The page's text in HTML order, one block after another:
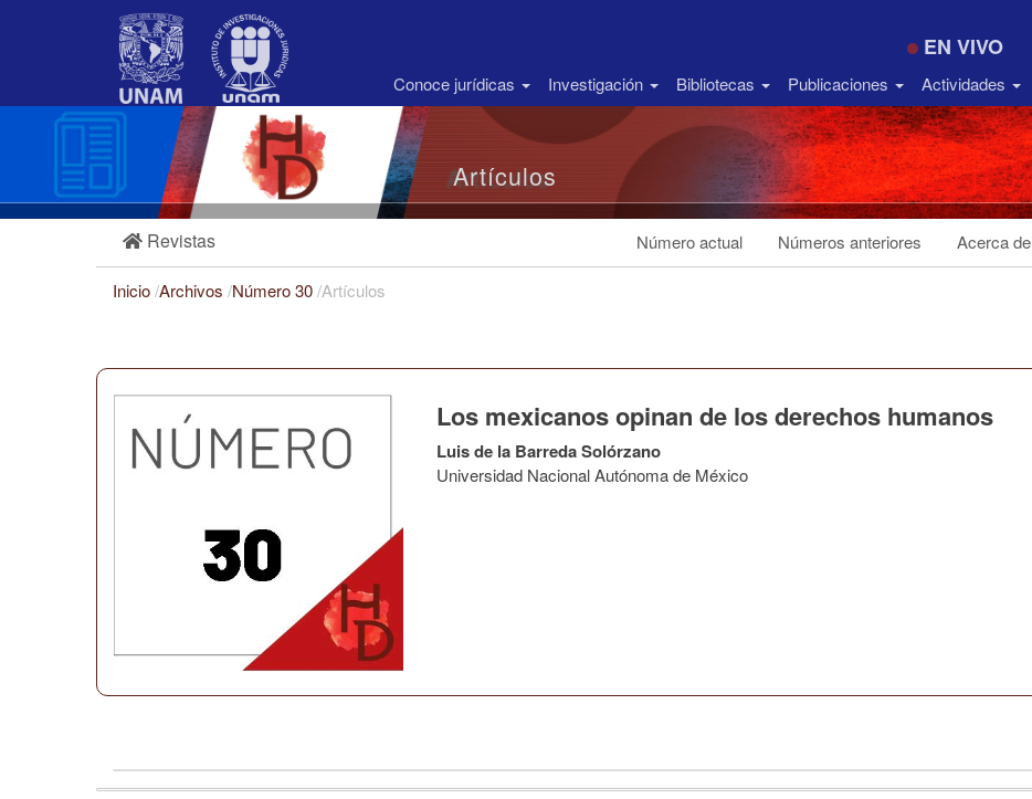
Barra
EN VIVO
Conoce jurídicas Investigación Bibliotecas Publicaciones Actividades
Artículos
Revistas Número actual Números anteriores Acerca de
Inicio/Archivos /Número 30/Artículos
Los mexicanos opinan de los derechos humanos
Luis de la Barreda Solórzano
Universidad Nacional Autónoma de México